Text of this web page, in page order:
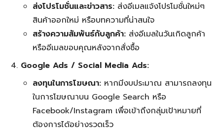
ส่งโปรโมชั่นและข่าวสาร:ส่งอีเมลแจ้งโปรโมชั่นใหม่ๆ
สินค้าออกใหม่ หรือบทความที่น่าสนใจ
สร้างความสัมพันธ์กับลูกค้า:ส่งอีเมลในวันเกิดลูกค้า
หรืออีเมลขอบคุณหลังจากสั่งซื้อ
Google Ads / Social Media Ads:
ลงทุนในการโฆษณา:หากมีงบประมาณ สามารถลงทุน
ในการโฆษณาบน Google Search หรือ
Facebook/Instagram เพื่อเข้าถึงกลุ่มเป้าหมายที่
ต้องการได้อย่างรวดเร็ว